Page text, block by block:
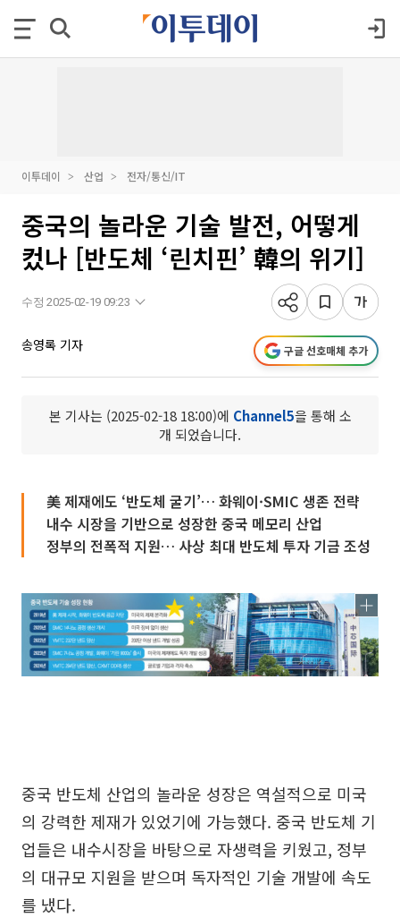
이투데이 산업 전자/통신/IT
중국의 놀라운 기술 발전, 어떻게
컸나 [반도체 ‘린치핀’ 韓의 위기]
수정 2025-02-19 09:23
송영록 기자 구글 선호매체 추가
본 기사는 (2025-02-18 18:00)에 Channel5을 통해 소
개 되었습니다.
美 제재에도 ‘반도체 굴기’… 화웨이·SMIC 생존 전략
내수 시장을 기반으로 성장한 중국 메모리 산업
정부의 전폭적 지원… 사상 최대 반도체 투자 기금 조성
중국 반도체 산업의 놀라운 성장은 역설적으로 미국
의 강력한 제재가 있었기에 가능했다. 중국 반도체 기
업들은 내수시장을 바탕으로 자생력을 키웠고, 정부
의 대규모 지원을 받으며 독자적인 기술 개발에 속도
를 냈다.